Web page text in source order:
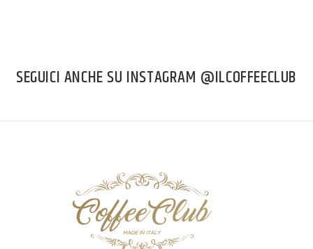
SEGUICI ANCHE SU INSTAGRAM @ILCOFFEECLUB